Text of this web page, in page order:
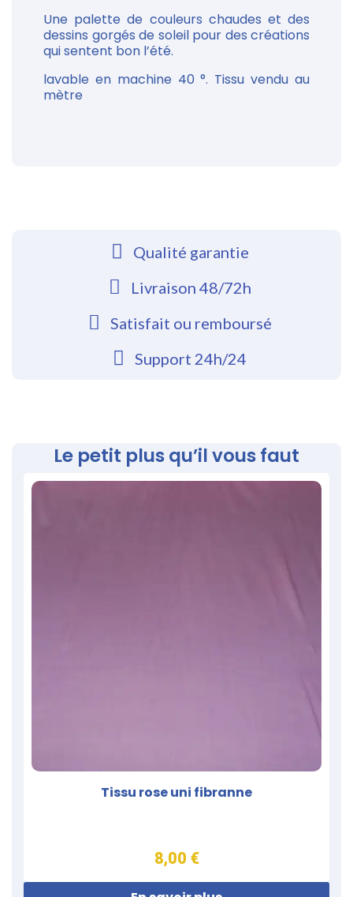
Une palette de couleurs chaudes et des
dessins gorgés de soleil pour des créations
qui sentent bon l’été.
lavable en machine 40 °. Tissu vendu au
mètre
Qualité garantie
Livraison 48/72h
Satisfait ou remboursé
Support 24h/24
Le petit plus qu’il vous faut
Tissu rose uni fibranne
8,00 €